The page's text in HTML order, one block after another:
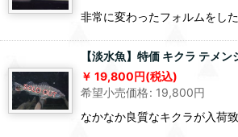
非常に変わったフォルムをし
【淡水魚】特価 キクラ テメ
19,800円(税込)
希望小売価格: 19,800円
なかなか良質なキクラが入荷